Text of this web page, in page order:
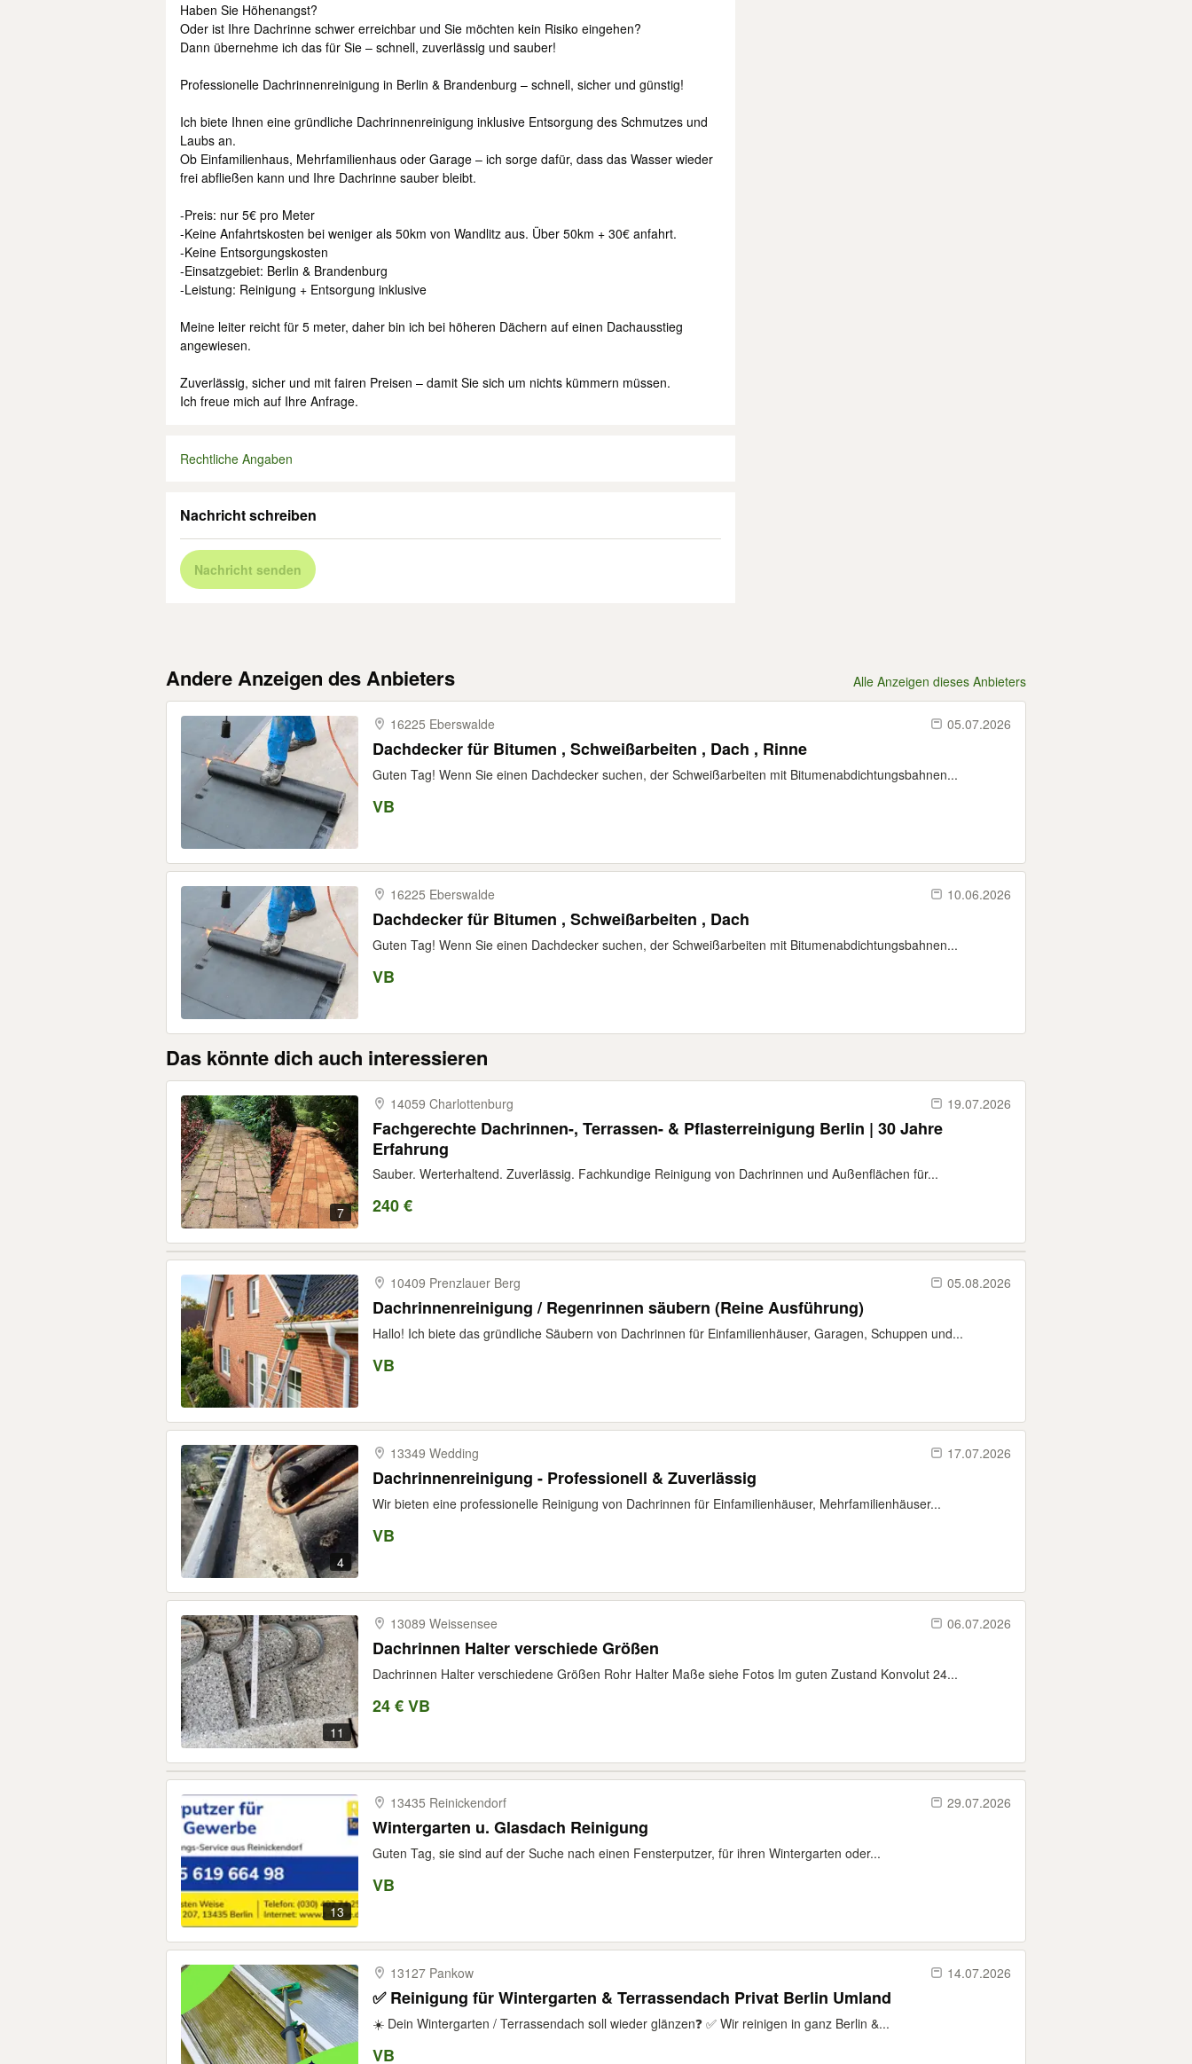
Haben Sie Höhenangst?
Oder ist Ihre Dachrinne schwer erreichbar und Sie möchten kein Risiko eingehen?
Dann übernehme ich das für Sie – schnell, zuverlässig und sauber!
Professionelle Dachrinnenreinigung in Berlin & Brandenburg – schnell, sicher und günstig!
Ich biete Ihnen eine gründliche Dachrinnenreinigung inklusive Entsorgung des Schmutzes und
Laubs an.
Ob Einfamilienhaus, Mehrfamilienhaus oder Garage – ich sorge dafür, dass das Wasser wieder
frei abfließen kann und Ihre Dachrinne sauber bleibt.
-Preis: nur 5€ pro Meter
-Keine Anfahrtskosten bei weniger als 50km von Wandlitz aus. Über 50km + 30€ anfahrt.
-Keine Entsorgungskosten
-Einsatzgebiet: Berlin & Brandenburg
-Leistung: Reinigung + Entsorgung inklusive
Meine leiter reicht für 5 meter, daher bin ich bei höheren Dächern auf einen Dachausstieg
angewiesen.
Zuverlässig, sicher und mit fairen Preisen – damit Sie sich um nichts kümmern müssen.
Ich freue mich auf Ihre Anfrage.
Rechtliche Angaben
Nachricht schreiben
Nachricht senden
Andere Anzeigen des Anbieters Alle Anzeigen dieses Anbieters
16225 Eberswalde 05.07.2026
Dachdecker für Bitumen , Schweißarbeiten , Dach , Rinne
Guten Tag! Wenn Sie einen Dachdecker suchen, der Schweißarbeiten mit Bitumenabdichtungsbahnen...
VB
16225 Eberswalde 10.06.2026
Dachdecker für Bitumen , Schweißarbeiten , Dach
Guten Tag! Wenn Sie einen Dachdecker suchen, der Schweißarbeiten mit Bitumenabdichtungsbahnen...
VB
Das könnte dich auch interessieren
7
14059 Charlottenburg 19.07.2026
Fachgerechte Dachrinnen-, Terrassen- & Pflasterreinigung Berlin | 30 Jahre
Erfahrung
Sauber. Werterhaltend. Zuverlässig. Fachkundige Reinigung von Dachrinnen und Außenflächen für...
240 €
10409 Prenzlauer Berg 05.08.2026
Dachrinnenreinigung / Regenrinnen säubern (Reine Ausführung)
Hallo! Ich biete das gründliche Säubern von Dachrinnen für Einfamilienhäuser, Garagen, Schuppen und...
VB
4
13349 Wedding 17.07.2026
Dachrinnenreinigung - Professionell & Zuverlässig
Wir bieten eine professionelle Reinigung von Dachrinnen für Einfamilienhäuser, Mehrfamilienhäuser...
VB
11
13089 Weissensee 06.07.2026
Dachrinnen Halter verschiede Größen
Dachrinnen Halter verschiedene Größen Rohr Halter Maße siehe Fotos Im guten Zustand Konvolut 24...
24 € VB
13
13435 Reinickendorf 29.07.2026
Wintergarten u. Glasdach Reinigung
Guten Tag, sie sind auf der Suche nach einen Fensterputzer, für ihren Wintergarten oder...
VB
13127 Pankow 14.07.2026
✅ Reinigung für Wintergarten & Terrassendach Privat Berlin Umland
☀️ Dein Wintergarten / Terrassendach soll wieder glänzen❓ ✅ Wir reinigen in ganz Berlin &...
VB